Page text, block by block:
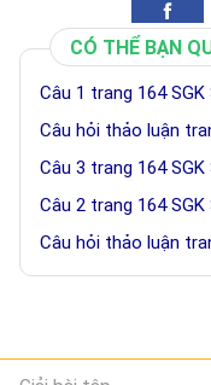
CÓ THỂ BẠN
Câu 1 trang 164 SGK
Câu hỏi thảo luận
Câu 3 trang 164 SGK
Câu 2 trang 164 SGK
Câu hỏi thảo luận